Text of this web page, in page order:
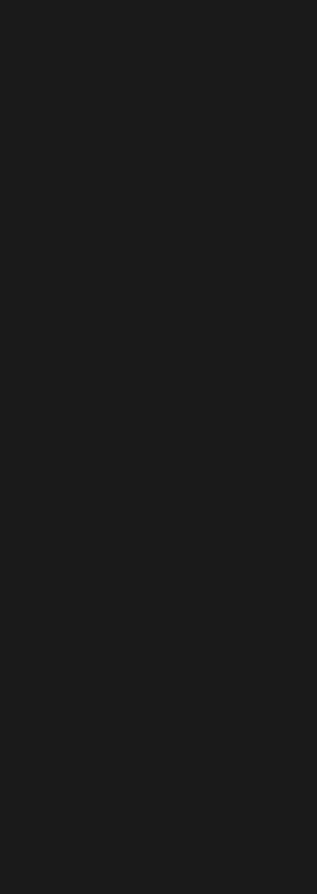
A fim de assegurar a
da Filippo Berio, todos os
produção são
verificações
especialistas e organismos
Além dos rígidos padrões
desenvolvidos para
certificação da ISO – um
organismos de controle de
British Retail Consortium
britânico de venda no
International Food
desses, Filippo Berio
A SALOV também atende
sistema HACCP (ou seja,
pontos críticos de
Itália em 1997 para
bem-estar dos clientes, da